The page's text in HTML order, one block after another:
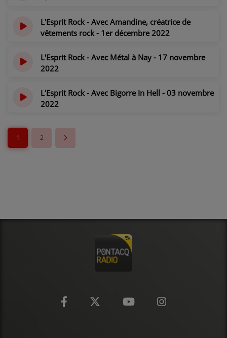
L'Esprit Rock - Avec Amandine, créatrice de
vêtements rock - 1er décembre 2022
L'Esprit Rock - Avec Métal à Nay - 17 novembre
2022
L'Esprit Rock - Avec Bigorre In Hell - 03 novembre
2022
1 2